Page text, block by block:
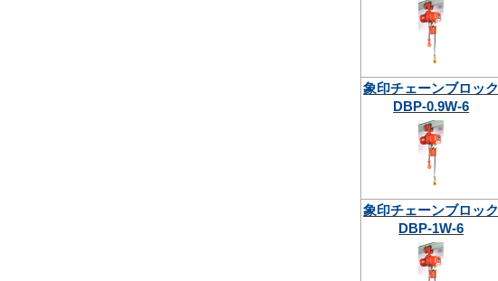
象印チェーンブロック
DBP-0.9W-6
象印チェーンブロック
DBP-1W-6